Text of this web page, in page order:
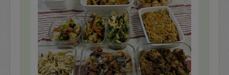
お若いのにテキパキさすがはプロ。
後片付けも、ピカピカで、本当に助かりました。
ありがとうございます。